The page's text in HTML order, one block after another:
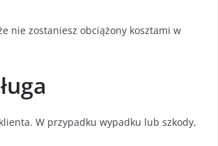
nie zostaniesz obciążony kosztami w
W przypadku wypadku lub szkody,